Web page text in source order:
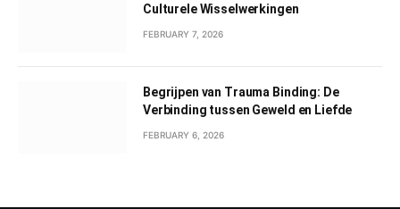
Culturele Wisselwerkingen
FEBRUARY 7, 2026
Begrijpen van Trauma Binding: De
Verbinding tussen Geweld en Liefde
FEBRUARY 6, 2026